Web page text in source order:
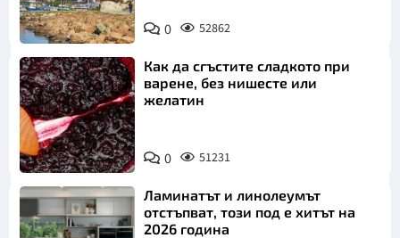
0 52862
Как да сгъстите сладкото при
варене, без нишесте или
желатин
0 51231
Ламинатът и линолеумът
отстъпват, този под е хитът на
2026 година